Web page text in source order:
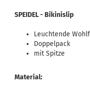
SPEIDEL - Bikinislip
Leuchtende
Doppelpack
mit Spitze
Material: